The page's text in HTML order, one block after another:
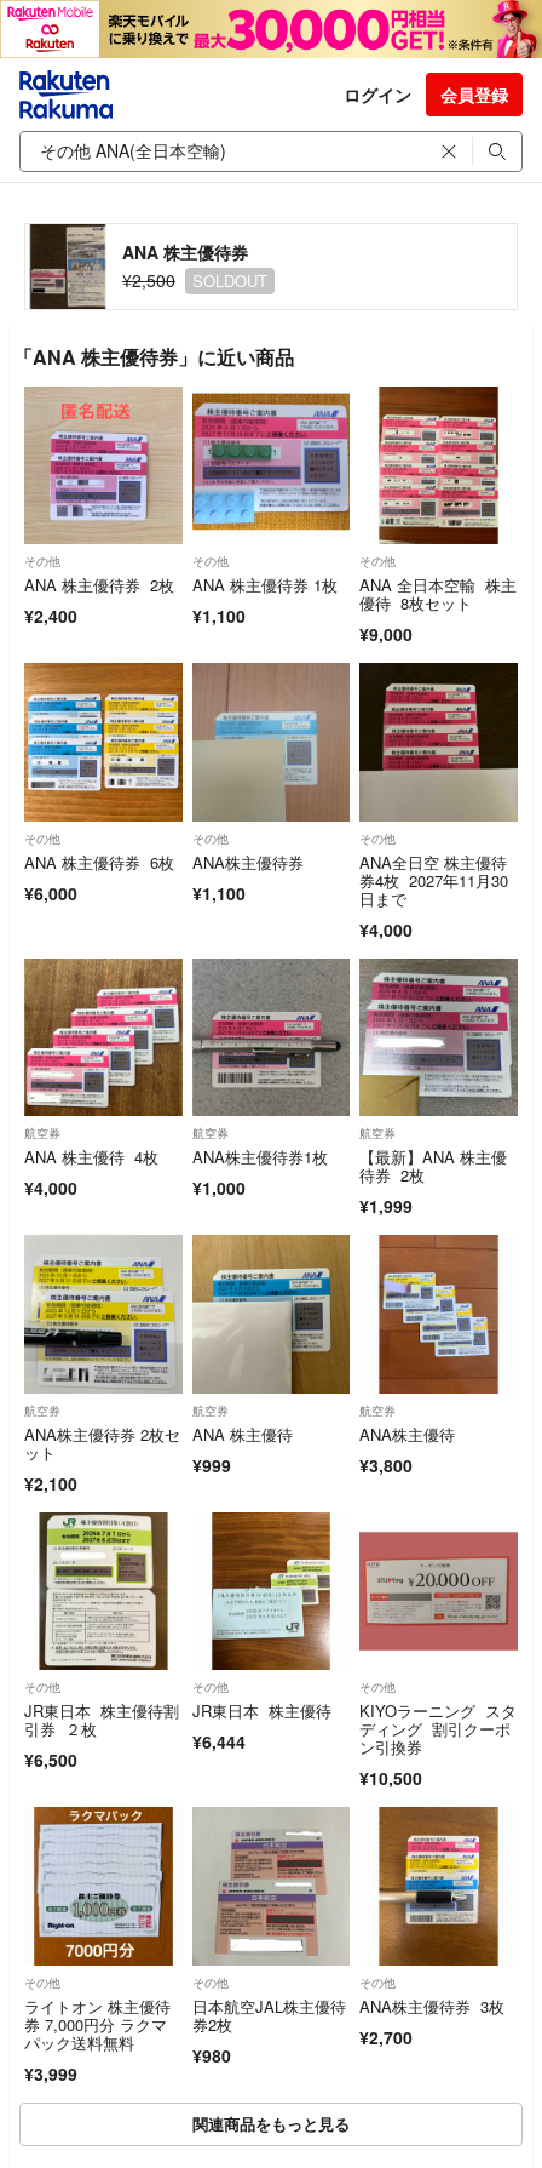
ログイン 会員登録
ANA 株主優待券
¥2,500
SOLDOUT
「ANA 株主優待券」に近い商品
その他
ANA 株主優待券 2枚
¥2,400
その他
ANA 株主優待券 1枚
¥1,100
その他
ANA 全日本空輸 株主
優待 8枚セット
¥9,000
その他
ANA 株主優待券 6枚
¥6,000
その他
ANA株主優待券
¥1,100
その他
ANA全日空 株主優待
券4枚 2027年11月30
日まで
¥4,000
航空券
ANA 株主優待 4枚
¥4,000
航空券
ANA株主優待券1枚
¥1,000
航空券
【最新】ANA 株主優
待券 2枚
¥1,999
航空券
ANA株主優待券 2枚セ
ット
¥2,100
航空券
ANA 株主優待
¥999
航空券
ANA株主優待
¥3,800
その他
JR東日本 株主優待割
引券 ２枚
¥6,500
その他
JR東日本 株主優待
¥6,444
その他
KIYOラーニング スタ
ディング 割引クーポ
ン引換券
¥10,500
その他
ライトオン 株主優待
券 7,000円分 ラクマ
パック送料無料
¥3,999
その他
日本航空JAL株主優待
券2枚
¥980
その他
ANA株主優待券 3枚
¥2,700
関連商品をもっと見る